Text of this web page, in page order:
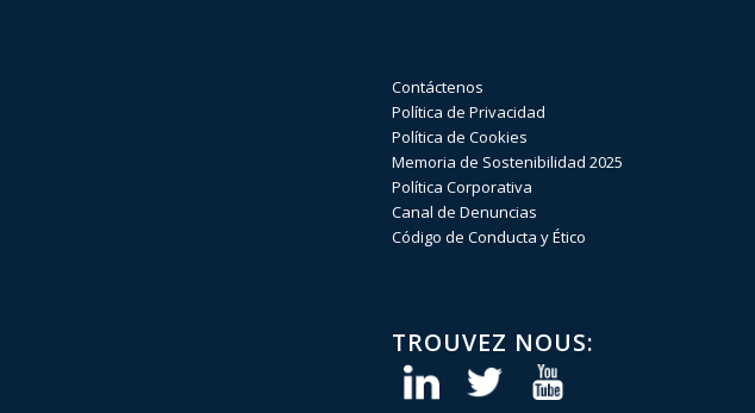
Contáctenos
Política de Privacidad
Política de Cookies
Memoria de Sostenibilidad 2025
Política Corporativa
Canal de Denuncias
Código de Conducta y Ético
TROUVEZ NOUS: